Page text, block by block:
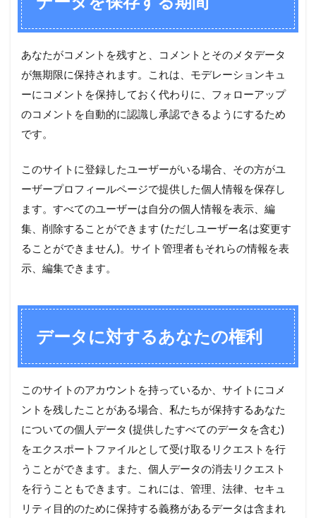
あなたがコメントを残すと、コメントとそのメタデータ
が無期限に保持されます。これは、モデレーションキュ
ーにコメントを保持しておく代わりに、フォローアップ
のコメントを自動的に認識し承認できるようにするため
です。
このサイトに登録したユーザーがいる場合、その方がユ
ーザープロフィールページで提供した個人情報を保存し
ます。すべてのユーザーは自分の個人情報を表示、編
集、削除することができます (ただしユーザー名は変更す
ることができません)。サイト管理者もそれらの情報を表
示、編集できます。
データに対するあなたの権利
このサイトのアカウントを持っているか、サイトにコメ
ントを残したことがある場合、私たちが保持するあなた
についての個人データ (提供したすべてのデータを含む)
をエクスポートファイルとして受け取るリクエストを行
うことができます。また、個人データの消去リクエスト
を行うこともできます。これには、管理、法律、セキュ
リティ目的のために保持する義務があるデータは含まれ